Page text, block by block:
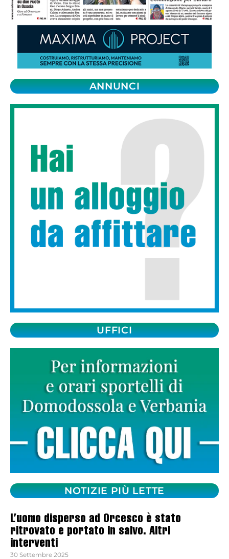
ANNUNCI
UFFICI
NOTIZIE PIÙ LETTE
L’uomo disperso ad Orcesco è stato
ritrovato e portato in salvo. Altri
interventi
30 Settembre 2025